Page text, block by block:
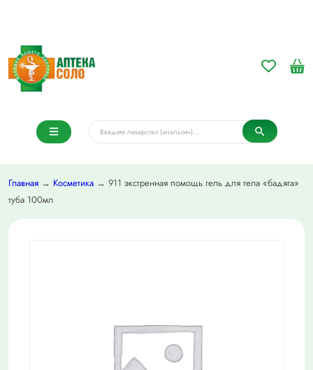
Главная → Косметика → 911 экстренная помощь гель для тела «бадяга»
туба 100мл